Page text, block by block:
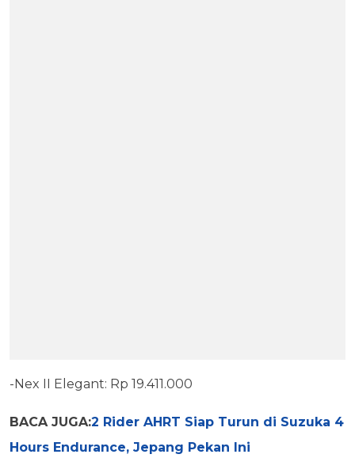
-Nex II Elegant: Rp 19.411.000
BACA JUGA:2 Rider AHRT Siap Turun di Suzuka 4
Hours Endurance, Jepang Pekan Ini